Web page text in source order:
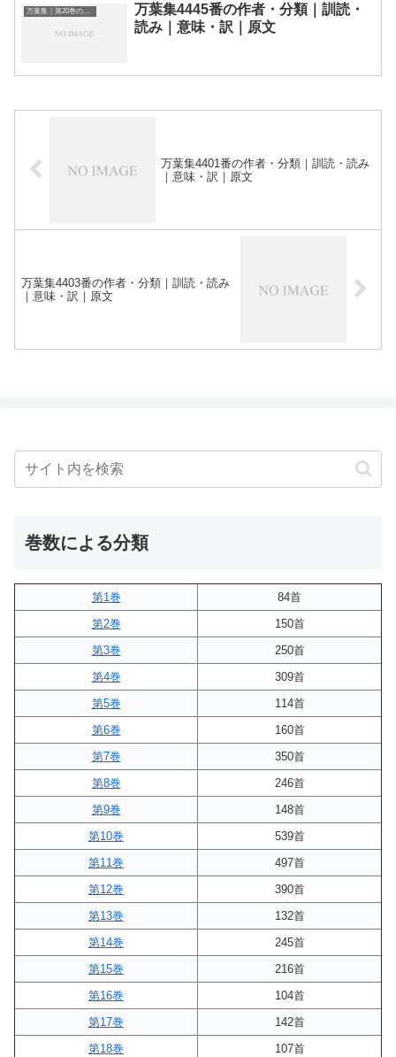
万葉集｜第20巻の和歌一覧
万葉集4445番の作者・分類｜訓読・
読み｜意味・訳｜原文
万葉集4401番の作者・分類｜訓読・読み
｜意味・訳｜原文
万葉集4403番の作者・分類｜訓読・読み
｜意味・訳｜原文
巻数による分類
第1巻
84首
第2巻
150首
第3巻
250首
第4巻
309首
第5巻
114首
第6巻
160首
第7巻
350首
第8巻
246首
第9巻
148首
第10巻
539首
第11巻
497首
第12巻
390首
第13巻
132首
第14巻
245首
第15巻
216首
第16巻
104首
第17巻
142首
第18巻
107首